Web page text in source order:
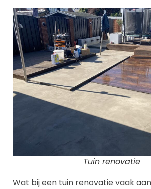
Tuin renovatie
Wat bij een tuin renovatie vaak